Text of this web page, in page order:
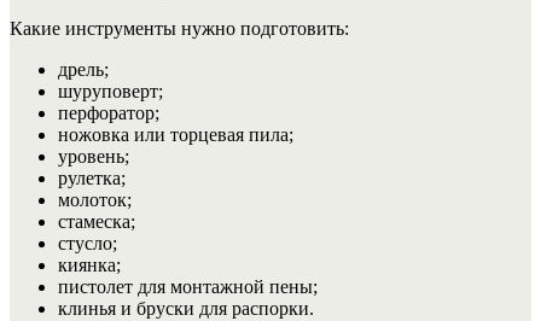
Какие инструменты нужно подготовить:
дрель;
шуруповерт;
перфоратор;
ножовка или торцевая пила;
уровень;
рулетка;
молоток;
стамеска;
стусло;
киянка;
пистолет для монтажной пены;
клинья и бруски для распорки.